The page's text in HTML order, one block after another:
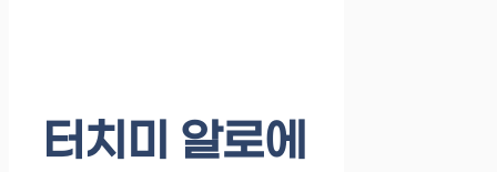
터치미 알로에